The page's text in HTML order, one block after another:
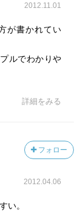
2012.11.01
が書かれてい
ルでわかりや
詳細をみる
フォロー
2012.04.06
い。